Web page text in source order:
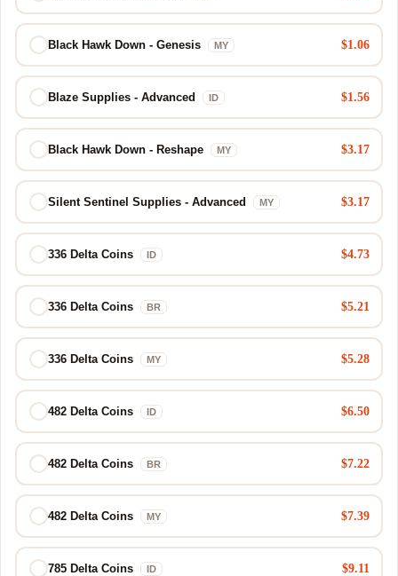
Black Hawk Down - Genesis MY $1.06
Blaze Supplies - Advanced ID $1.56
Black Hawk Down - Reshape MY $3.17
Silent Sentinel Supplies - Advanced MY $3.17
336 Delta Coins ID $4.73
336 Delta Coins BR $5.21
336 Delta Coins MY $5.28
482 Delta Coins ID $6.50
482 Delta Coins BR $7.22
482 Delta Coins MY $7.39
785 Delta Coins ID $9.11